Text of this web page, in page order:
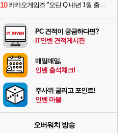
10 카카오게임즈 "오딘 Q 내년 1월 출시, 연기는 없다"
PC 견적이 궁금하다면?
IT인벤 견적게시판
매일매일,
인벤 출석체크!
주사위 굴리고 포인트!
인벤 마블
오버워치 방송